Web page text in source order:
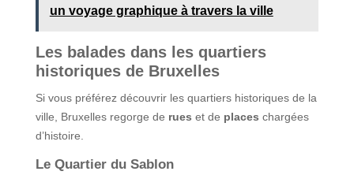
un voyage graphique à travers la ville
Les balades dans les quartiers
historiques de Bruxelles
Si vous préférez découvrir les quartiers historiques de la
ville, Bruxelles regorge de rues et de places chargées
d’histoire.
Le Quartier du Sablon